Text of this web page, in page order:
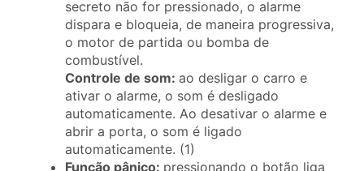
secreto não for pressionado, o alarme
dispara e bloqueia, de maneira progressiva,
o motor de partida ou bomba de
combustível.
Controle de som: ao desligar o carro e
ativar o alarme, o som é desligado
automaticamente. Ao desativar o alarme e
abrir a porta, o som é ligado
automaticamente. (1)
Função pânico: pressionando o botão liga